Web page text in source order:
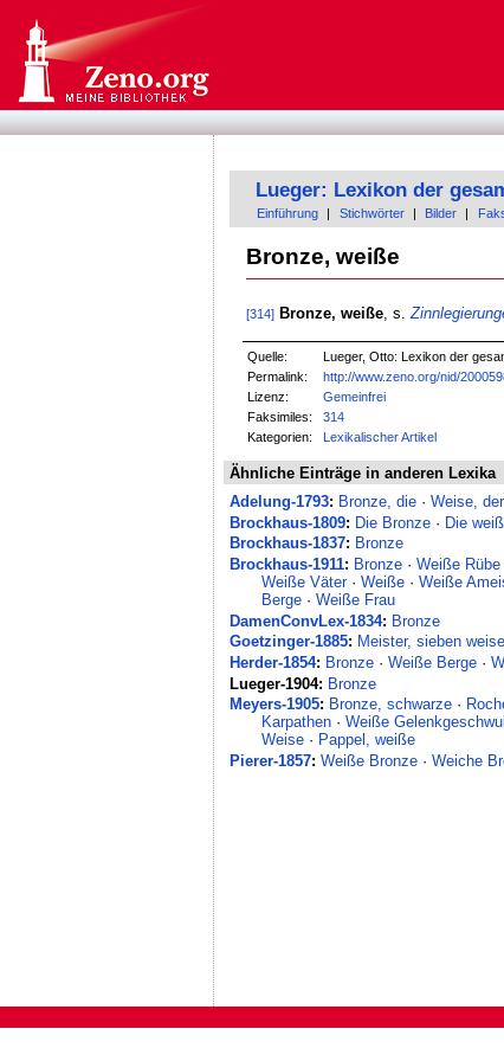
Lueger: Lexikon der
Einführung Stichwörter Bilder
Bronze, weiße
[314] Bronze, weiße, s.
Quelle:
Lueger, Otto: Lexikon der
Permalink:
http://www.zeno.org/nid/
Lizenz:
Gemeinfrei
Faksimiles:
314
Kategorien:
Lexikalischer Artikel
Ähnliche Einträge in anderen Lexika
Adelung-1793: Bronze, die ·Weise, der
Brockhaus-1809: Die Bronze · Die
Brockhaus-1837: Bronze
Brockhaus-1911: Bronze ·Weiße Rübe
Weiße Väter· Weiße· Weiße
Berge· Weiße Frau
DamenConvLex-1834: Bronze
Goetzinger-1885: Meister, sieben weise
Herder-1854: Bronze ·Weiße Berge ·
Lueger-1904: Bronze
Meyers-1905: Bronze, schwarze ·
Karpathen· Weiße
Weise· Pappel, weiße
Pierer-1857: Weiße Bronze ·Weiche